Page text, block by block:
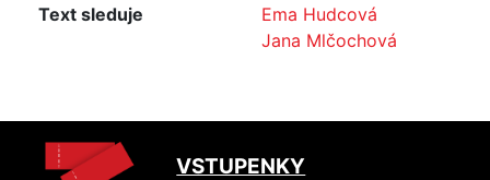
Text sleduje
Ema Hudcová
Jana Mlčochová
VSTUPENKY